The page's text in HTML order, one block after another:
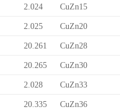
2.024 CuZn15
2.025 CuZn20
20.261 CuZn28
20.265 CuZn30
2.028 CuZn33
20.335 CuZn36